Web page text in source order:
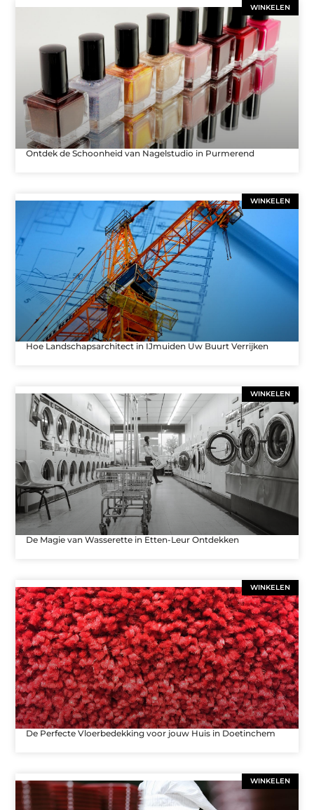
WINKELEN
Ontdek de Schoonheid van Nagelstudio in Purmerend
WINKELEN
Hoe Landschapsarchitect in IJmuiden Uw Buurt Verrijken
WINKELEN
De Magie van Wasserette in Etten-Leur Ontdekken
WINKELEN
De Perfecte Vloerbedekking voor jouw Huis in Doetinchem
WINKELEN